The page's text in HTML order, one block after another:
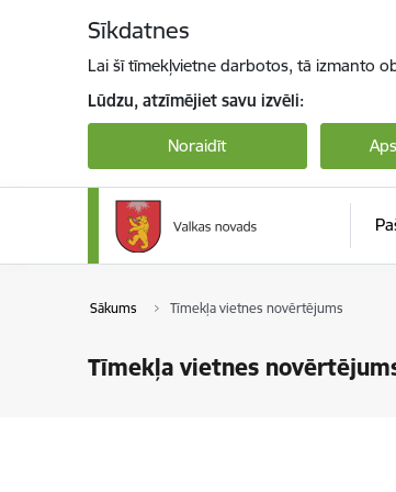
Sīkdatnes
Lai šī tīmekļvietne darbotos, tā izmanto
Lūdzu, atzīmējiet savu izvēli:
Noraidīt
Sākums Tīmekļa vietnes novērtējums
Tīmekļa vietnes